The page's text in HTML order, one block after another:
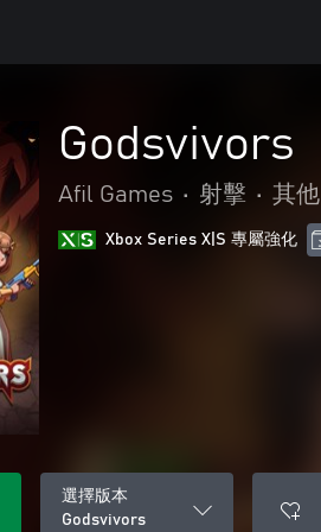
Godsvivors
Afil Games • 射擊 • 其他
Xbox Series X|S 專屬強化
選擇版本
Godsvivors